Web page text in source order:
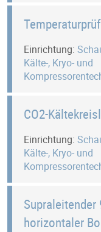
Einrichtung:
Kälte-, Kryo- und
CO2-
Einrichtung:
Kälte-, Kryo- und
Supraleitender 9T-Magnet mit
horizontaler